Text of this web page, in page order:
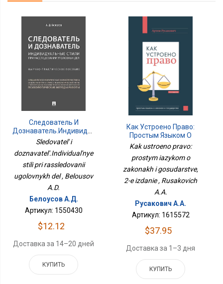
Следователь И
Дознаватель.Индивидуальные
Стили При
Расследовании
Уголовных Дел
Sledovatel' i
doznavatel'.Individual'nye
stili pri rassledovanii
ugolovnykh del , Belousov
A.D.
Белоусов А.Д.
Артикул: 1550430
$12.12
Доставка за 14–20 дней
КУПИТЬ
Как Устроено Право:
Простым Языком О
Законах И Государстве,
2-Е Издание
Kak ustroeno pravo:
prostym iazykom o
zakonakh i gosudarstve,
2-e izdanie , Rusakovich
A.A.
Русакович А.А.
Артикул: 1615572
$37.95
Доставка за 1–3 дня
КУПИТЬ